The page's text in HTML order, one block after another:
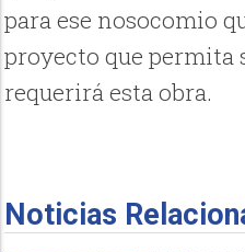
para ese nosocomio
proyecto que permita
requerirá esta obra.
Noticias